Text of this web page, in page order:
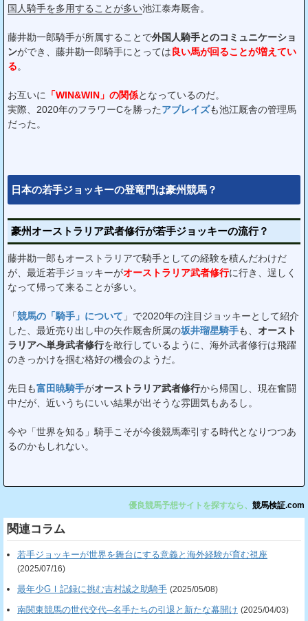
国人騎手を多用することが多い池江泰寿厩舎。
藤井勘一郎騎手が所属することで外国人騎手とのコミュニケーショ
ンができ、藤井勘一郎騎手にとっては良い馬が回ることが増えてい
る。
お互いに 「WIN&WIN」の関係となっているのだ。
実際、2020年のフラワーCを勝ったアブレイズも池江厩舎の管理馬
だった。
日本の若手ジョッキーの登竜門は豪州競馬？
豪州オーストラリア武者修行が若手ジョッキーの流行？
藤井勘一郎もオーストラリアで騎手としての経験を積んだわけだ
が、最近若手ジョッキーがオーストラリア武者修行に行き、逞しく
なって帰って来ることが多い。
「競馬の「騎手」について 」で2020年の注目ジョッキーとして紹介
した、最近売り出し中の矢作厩舎所属の坂井瑠星騎手も、 オースト
ラリアへ単身武者修行を敢行しているように、海外武者修行は飛躍
のきっかけを掴む格好の機会のようだ。
先日も富田暁騎手がオーストラリア武者修行から帰国し、現在奮闘
中だが、近いうちにいい結果が出そうな雰囲気もあるし。
今や「世界を知る」騎手こそが今後競馬牽引する時代となりつつあ
るのかもしれない。
優良競馬予想サイトを探すなら、 競馬検証.com
関連コラム
若手ジョッキーが世界を舞台にする意義と海外経験が育む視座
(2025/07/16)
最年少GⅠ記録に挑む吉村誠之助騎手 (2025/05/08)
南関東競馬の世代交代─名手たちの引退と新たな幕開け (2025/04/03)